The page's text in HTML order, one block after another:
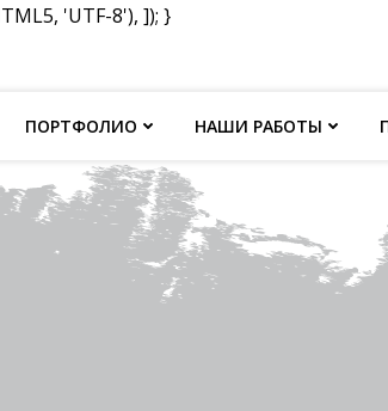
'UTF-8'), ]); }
ПОРТФОЛИО НАШИ РАБОТЫ